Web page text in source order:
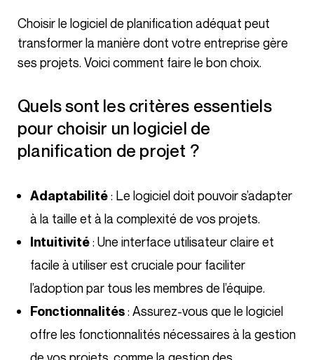
Choisir le logiciel de planification adéquat peut
transformer la manière dont votre entreprise gère
ses projets. Voici comment faire le bon choix.
Quels sont les critères essentiels
pour choisir un logiciel de
planification de projet ?
Adaptabilité: Le logiciel doit pouvoir s’adapter
à la taille et à la complexité de vos projets.
Intuitivité: Une interface utilisateur claire et
facile à utiliser est cruciale pour faciliter
l’adoption par tous les membres de l’équipe.
Fonctionnalités: Assurez-vous que le logiciel
offre les fonctionnalités nécessaires à la gestion